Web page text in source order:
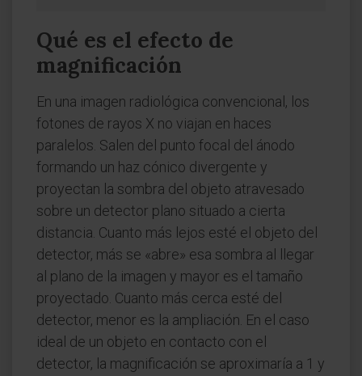
Qué es el efecto de
magnificación
En una imagen radiológica convencional, los
fotones de rayos X no viajan en haces
paralelos. Salen del punto focal del ánodo
formando un haz cónico divergente y
proyectan la sombra del objeto atravesado
sobre un detector plano situado a cierta
distancia. Cuanto más lejos esté el objeto del
detector, más se «abre» esa sombra al llegar
al plano de la imagen y mayor es el tamaño
proyectado. Cuanto más cerca esté del
detector, menor es la ampliación. En el caso
ideal de un objeto en contacto con el
detector, la magnificación se aproximaría a 1 y